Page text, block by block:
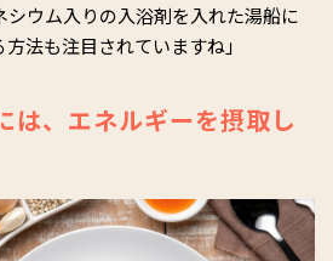
ウム入りの入浴剤を入れた湯船に
法も注目されていますね」
は、エネルギーを摂取し